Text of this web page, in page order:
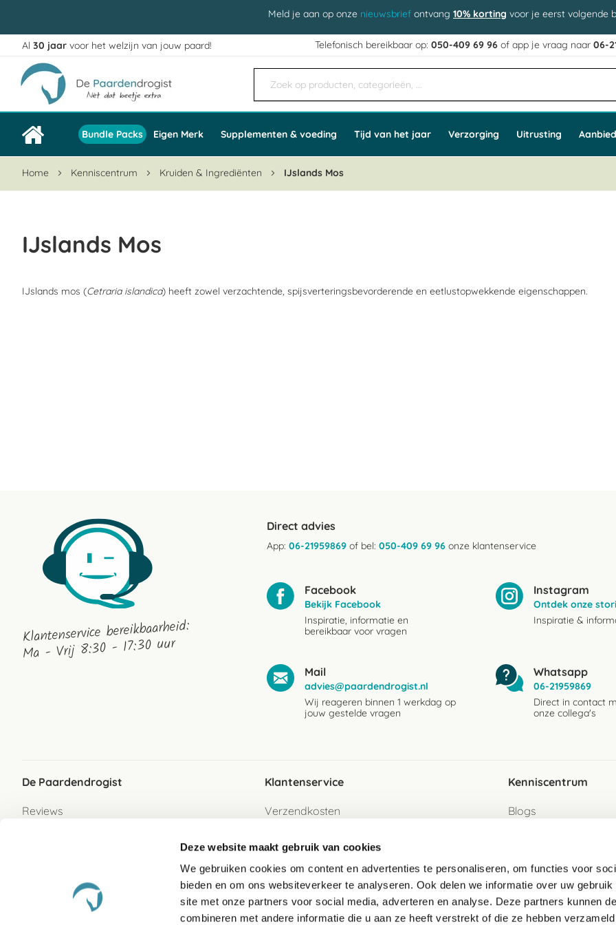
Deze website maakt gebruik van cookies
We gebruiken cookies om content en advertenties te personaliseren, om functies voor
bieden en om ons websiteverkeer te analyseren. Ook delen we informatie over uw gebruik
site met onze partners voor social media, adverteren en analyse. Deze partners kunnen
combineren met andere informatie die u aan ze heeft verstrekt of die ze hebben
Meld je aan op onze nieuwsbrief ontvang 10% korting voor je eerst volgende
Ga
naar
de
inhoud
Al 30 jaar voor het welzijn van jouw paard! Telefonisch bereikbaar op:050-409 69 96 of app je vraag naar06-
Bundle Packs Eigen Merk Supplementen & voeding Tijd van het jaar Verzorging Uitrusting
Home Kenniscentrum Kruiden & Ingrediënten IJslands Mos
IJslands Mos
IJslands mos (Cetraria islandica) heeft zowel verzachtende, spijsverteringsbevorderende en eetlustopwekkende eigenschappen.
Klantenservice bereikbaarheid:
Ma - Vrij 8:30 - 17:30 uur
Direct advies
App: 06-21959869 of bel: 050-409 69 96 onze klantenservice
Facebook
Bekijk Facebook
Inspiratie, informatie en
bereikbaar voor vragen
Instagram
Ontdek onze
Inspiratie &
Mail
advies@paardendrogist.nl
Wij reageren binnen 1 werkdag op
jouw gestelde vragen
Whatsapp
06-21959869
Direct in contact
onze collega's
De Paardendrogist
Reviews
Klantenservice
Verzendkosten
Betaalwijzen
Retour
Retour sturen als gast
Garantie
Kenniscentrum
Blogs